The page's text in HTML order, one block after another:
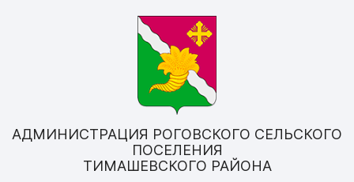
АДМИНИСТРАЦИЯ РОГОВСКОГО СЕЛЬСКОГО
ПОСЕЛЕНИЯ
ТИМАШЕВСКОГО РАЙОНА